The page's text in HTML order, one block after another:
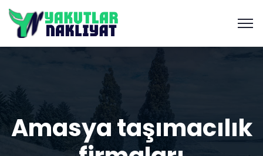
Amasya taşımacılık